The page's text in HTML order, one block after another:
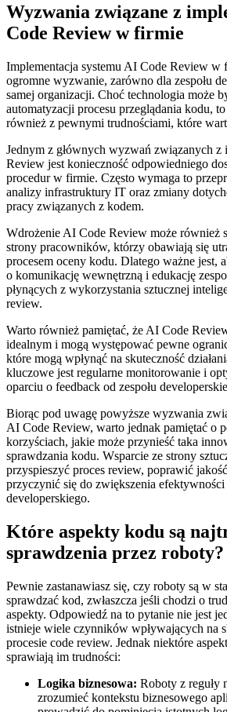
Wyzwania związane z
⁣Code Review w firmie
Implementacja systemu AI Code Review w
⁢ogromne wyzwanie, zarówno dla zespołu
samej organizacji. ⁣Choć technologia może
automatyzacji procesu przeglądania​ kodu,
również z pewnymi trudnościami, które
Jednym z głównych wyzwań związanych z
Review jest konieczność odpowiedniego
procedur w firmie. Często wymaga to
analizy infrastruktury IT oraz zmiany
pracy​ związanych z kodem.
Wdrożenie ⁢AI Code Review może również
strony pracowników, którzy obawiają się
procesem oceny kodu. Dlatego ważne jest,
o komunikację​ wewnętrzną i edukację
płynących z wykorzystania⁤ sztucznej
review.
Warto również pamiętać,‌ że AI Code
idealnym i mogą⁤ występować pewne
które ​mogą wpłynąć na skuteczność
kluczowe jest regularne⁣ monitorowanie i
oparciu o feedback od zespołu
Biorąc pod uwagę ⁤powyższe wyzwania
AI Code⁤ Review, warto jednak pamiętać⁤ o
korzyściach, jakie może⁤ przynieść taka
sprawdzania kodu. Wsparcie ze strony
przyspieszyć proces review, poprawić
przyczynić się do zwiększenia efektywności
developerskiego.
Które aspekty kodu są
sprawdzenia przez roboty?
Pewnie zastanawiasz się, czy roboty ‍są w‌
sprawdzać kod, zwłaszcza jeśli chodzi o
aspekty. Odpowiedź na to pytanie nie⁣ jest​
istnieje wiele czynników wpływających na
procesie code review. Jednak niektóre
sprawiają⁢ im trudności:
Logika biznesowa: Roboty z reguły⁢
zrozumieć kontekstu biznesowego